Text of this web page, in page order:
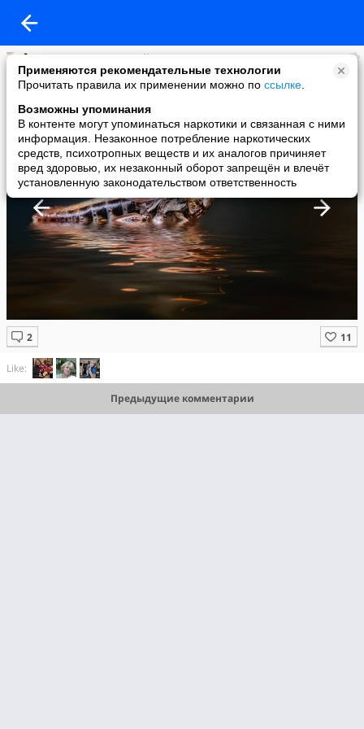
Применяются рекомендательные технологии
Прочитать правила их применении можно по ссылке
Возможны упоминания
В контенте могут упоминаться наркотики и связанная с ними
информация. Незаконное потребление наркотических
средств, психотропных веществ и их аналогов причиняет
вред здоровью, их незаконный оборот запрещён и влечёт
установленную законодательством ответственность
Просто счастливый
added a photo
09 Aug в 22:57
Like:
Предыдущие комментарии